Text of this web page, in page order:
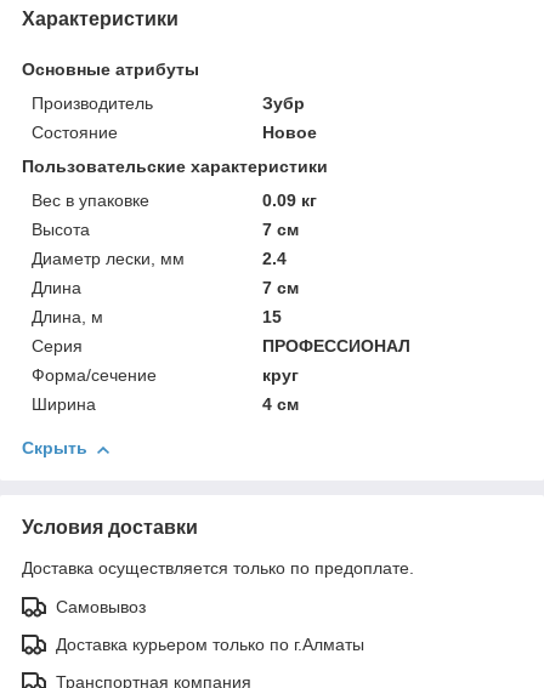
Характеристики
Основные атрибуты
Производитель
Зубр
Состояние
Новое
Пользовательские характеристики
Вес в упаковке
0.09 кг
Высота
7 см
Диаметр лески, мм
2.4
Длина
7 см
Длина, м
15
Серия
ПРОФЕССИОНАЛ
Форма/сечение
круг
Ширина
4 см
Скрыть
Условия доставки
Доставка осуществляется только по предоплате.
Самовывоз
Доставка курьером только по г.Алматы
Транспортная компания